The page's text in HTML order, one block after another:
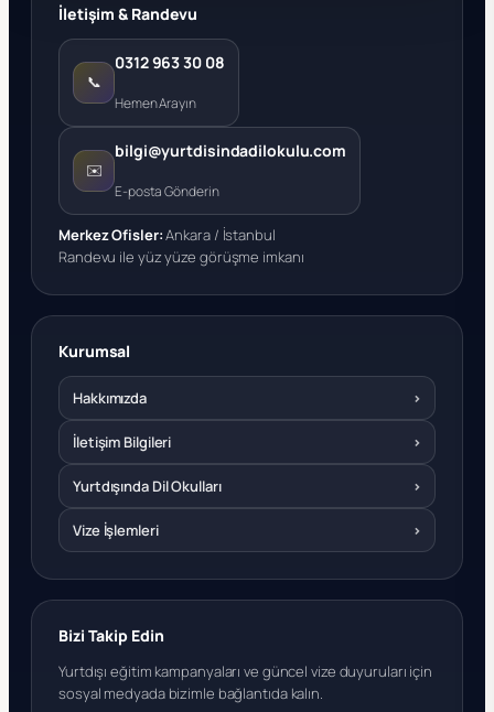
İletişim & Randevu
📞
0312 963 30 08
Hemen Arayın
✉️
bilgi@yurtdisindadilokulu.com
E-posta Gönderin
Merkez Ofisler:Ankara / İstanbul
Randevu ile yüz yüze görüşme imkanı
Kurumsal
Hakkımızda ›
İletişim Bilgileri ›
Yurtdışında Dil Okulları ›
Vize İşlemleri ›
Bizi Takip Edin
Yurtdışı eğitim kampanyaları ve güncel vize duyuruları için
sosyal medyada bizimle bağlantıda kalın.